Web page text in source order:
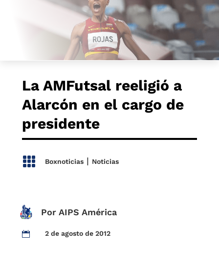
La AMFutsal reeligió a
Alarcón en el cargo de
presidente
 Boxnoticias| Noticias
Por AIPS América
 2 de agosto de 2012